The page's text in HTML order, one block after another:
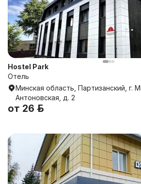
Hostel Park
Отель
Минская область, Партизанский, г.
Антоновская, д. 2
от 26 р.